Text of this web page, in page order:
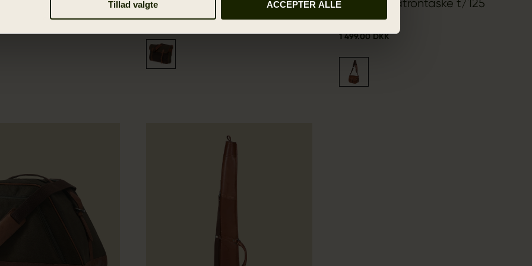
Tillad valgte ACCEPTER ALLE
galge t/bælte Retrieve game bag
1 099.00 DKK
Retrieve patrontaske t/125
patroner
1 499.00 DKK